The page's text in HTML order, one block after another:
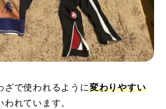
ざで使われるように変わりやすい
われています。